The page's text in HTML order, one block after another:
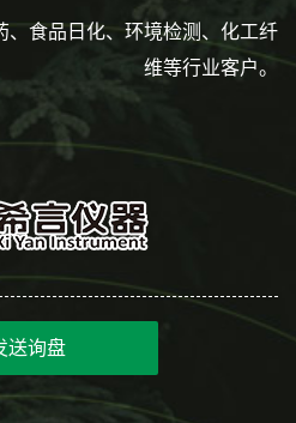
、食品日化、环境检测、化工纤
维等行业客户。
送询盘